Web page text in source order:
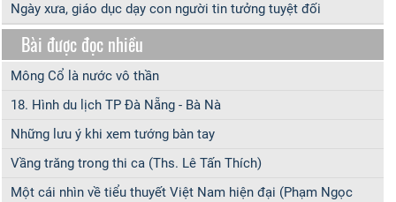
Ngày xưa, giáo dục dạy con người tin tưởng tuyệt đối
Bài được đọc nhiều
Mông Cổ là nước vô thần
18. Hình du lịch TP Đà Nẵng - Bà Nà
Những lưu ý khi xem tướng bàn tay
Vầng trăng trong thi ca (Ths. Lê Tấn Thích)
Một cái nhìn về tiểu thuyết Việt Nam hiện đại (Phạm Ngọc